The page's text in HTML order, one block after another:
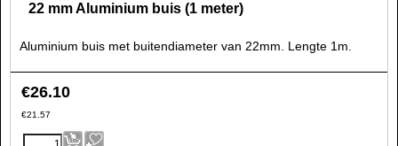
22 mm Aluminium buis (1 meter)
Aluminium buis met buitendiameter van 22mm. Lengte 1m.
€26.10
€21.57